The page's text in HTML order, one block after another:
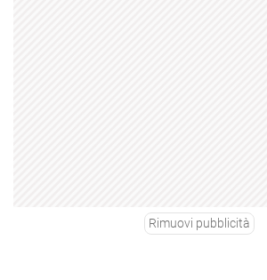
Rimuovi pubblicità